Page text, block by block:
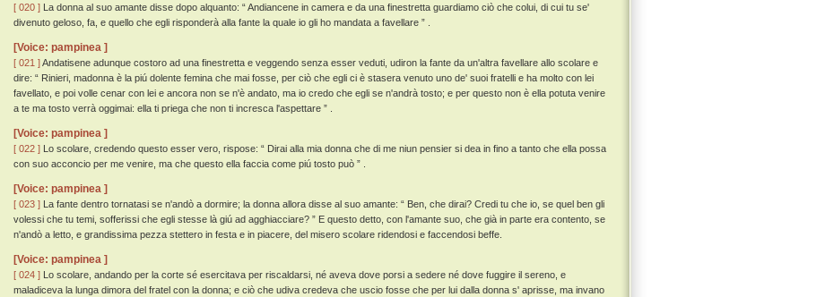
[ 020 ] La donna al suo amante disse dopo alquanto: “ Andiancene in camera e da una finestretta guardiamo ciò che colui, di cui tu se'
divenuto geloso, fa, e quello che egli risponderà alla fante la quale io gli ho mandata a favellare ” .
[Voice: pampinea ]
[ 021 ]Andatisene adunque costoro ad una finestretta e veggendo senza esser veduti, udiron la fante da un'altra favellare allo scolare e
dire: “ Rinieri, madonna è la piú dolente femina che mai fosse, per ciò che egli ci è stasera venuto uno de' suoi fratelli e ha molto con lei
favellato, e poi volle cenar con lei e ancora non se n'è andato, ma io credo che egli se n'andrà tosto; e per questo non è ella potuta venire
a te ma tosto verrà oggimai: ella ti priega che non ti incresca l'aspettare ” .
[Voice: pampinea ]
[ 022 ] Lo scolare, credendo questo esser vero, rispose: “ Dirai alla mia donna che di me niun pensier si dea in fino a tanto che ella possa
con suo acconcio per me venire, ma che questo ella faccia come piú tosto può ” .
[Voice: pampinea ]
[ 023 ] La fante dentro tornatasi se n'andò a dormire; la donna allora disse al suo amante: “ Ben, che dirai? Credi tu che io, se quel ben gli
volessi che tu temi, sofferissi che egli stesse là giú ad agghiacciare? ” E questo detto, con l'amante suo, che già in parte era contento, se
n'andò a letto, e grandissima pezza stettero in festa e in piacere, del misero scolare ridendosi e faccendosi beffe.
[Voice: pampinea ]
[ 024 ] Lo scolare, andando per la corte sé esercitava per riscaldarsi, né aveva dove porsi a sedere né dove fuggire il sereno, e
maladiceva la lunga dimora del fratel con la donna; e ciò che udiva credeva che uscio fosse che per lui dalla donna s' aprisse, ma invano